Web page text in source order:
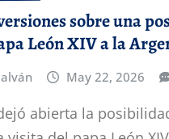
sobre una
León XIV a la
May 22, 2026
abierta la